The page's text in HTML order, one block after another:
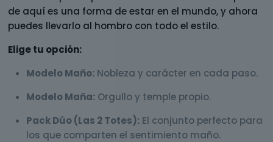
de aquí es una forma de estar en el mundo, y ahora
puedes llevarlo al hombro con todo el estilo.
Elige tu opción:
Modelo Maño: Nobleza y carácter en cada paso.
Modelo Maña: Orgullo y temple propio.
Pack Dúo (Las 2 Totes): El conjunto perfecto para
los que comparten el sentimiento maño.